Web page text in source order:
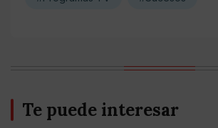
Te puede interesar